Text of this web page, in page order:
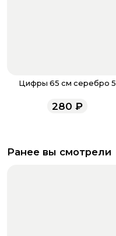
Цифры 65 см серебро 5
280 ₽
Ранее вы смотрели